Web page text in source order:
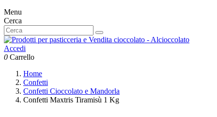
Menu
Cerca
Accedi
0 Carrello
Home
Confetti
Confetti Cioccolato e Mandorla
Confetti Maxtris Tiramisù 1 Kg